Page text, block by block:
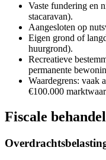
Vaste fundering en
stacaravan).
Aangesloten op
Eigen grond of
huurgrond).
Recreatieve
permanente
Waardegrens: vaak
€100.000
Fiscale